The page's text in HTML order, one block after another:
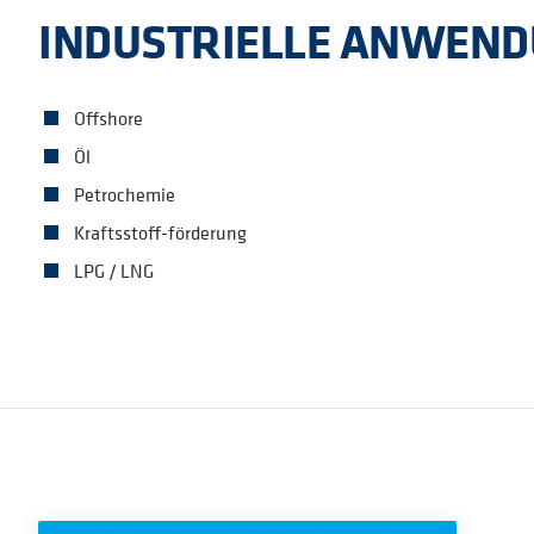
INDUSTRIELLE
Offshore
Öl
Petrochemie
Kraftsstoff-förderung
LPG / LNG